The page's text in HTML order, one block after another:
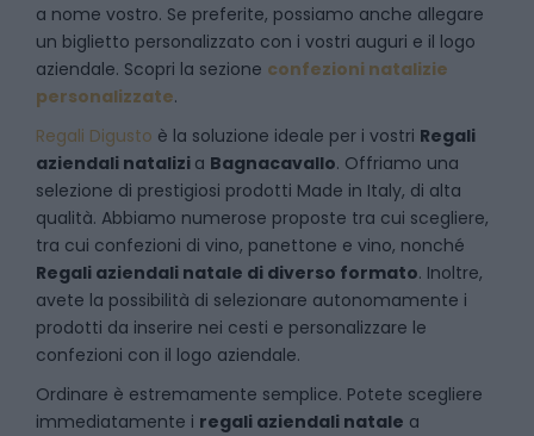
a nome vostro. Se preferite, possiamo anche allegare
un biglietto personalizzato con i vostri auguri e il logo
aziendale. Scopri la sezione confezioni natalizie
personalizzate.
Regali Digusto è la soluzione ideale per i vostri Regali
aziendali natalizi a Bagnacavallo. Offriamo una
selezione di prestigiosi prodotti Made in Italy, di alta
qualità. Abbiamo numerose proposte tra cui scegliere,
tra cui confezioni di vino, panettone e vino, nonché
Regali aziendali natale di diverso formato. Inoltre,
avete la possibilità di selezionare autonomamente i
prodotti da inserire nei cesti e personalizzare le
confezioni con il logo aziendale.
Ordinare è estremamente semplice. Potete scegliere
immediatamente i regali aziendali natale a